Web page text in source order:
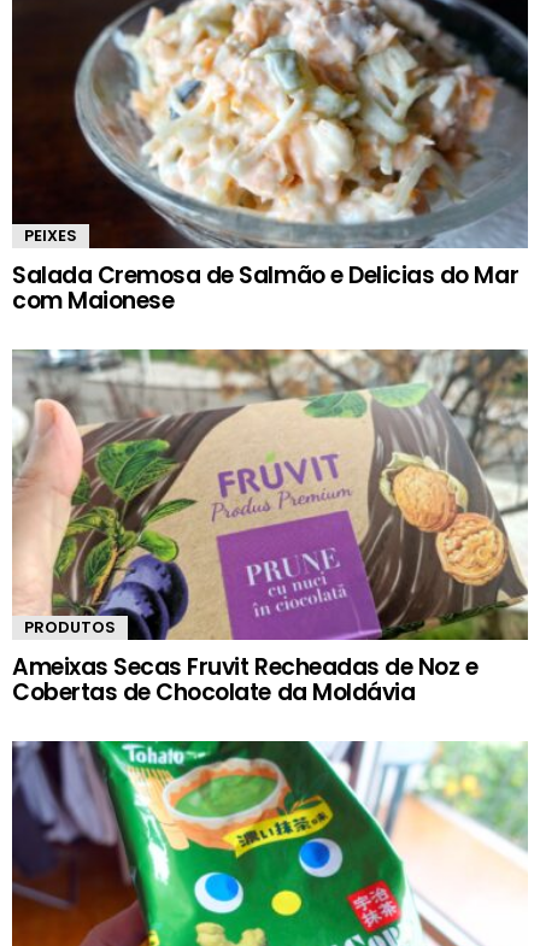
PEIXES
Salada Cremosa de Salmão e Delicias do Mar
com Maionese
PRODUTOS
Ameixas Secas Fruvit Recheadas de Noz e
Cobertas de Chocolate da Moldávia